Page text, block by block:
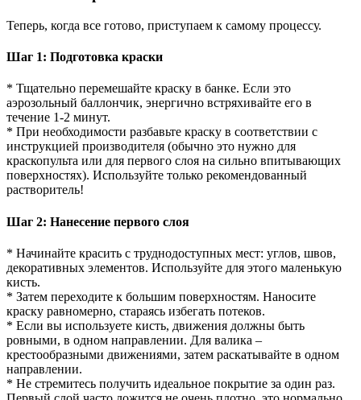
Теперь, когда все готово, приступаем к самому процессу.
Шаг 1: Подготовка краски
* Тщательно перемешайте краску в банке. Если это
аэрозольный баллончик, энергично встряхивайте его в
течение 1-2 минут.
* При необходимости разбавьте краску в соответствии с
инструкцией производителя (обычно это нужно для
краскопульта или для первого слоя на сильно впитывающих
поверхностях). Используйте только рекомендованный
растворитель!
Шаг 2: Нанесение первого слоя
* Начинайте красить с труднодоступных мест: углов, швов,
декоративных элементов. Используйте для этого маленькую
кисть.
* Затем переходите к большим поверхностям. Наносите
краску равномерно, стараясь избегать потеков.
* Если вы используете кисть, движения должны быть
ровными, в одном направлении. Для валика –
крестообразными движениями, затем раскатывайте в одном
направлении.
* Не стремитесь получить идеальное покрытие за один раз.